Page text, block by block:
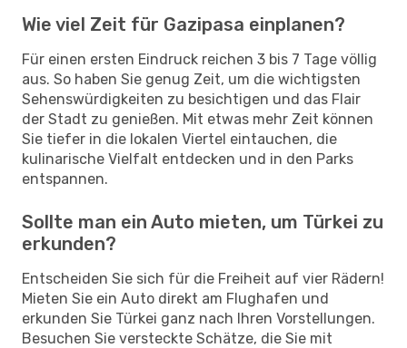
Wie viel Zeit für Gazipasa einplanen?
Für einen ersten Eindruck reichen 3 bis 7 Tage völlig
aus. So haben Sie genug Zeit, um die wichtigsten
Sehenswürdigkeiten zu besichtigen und das Flair
der Stadt zu genießen. Mit etwas mehr Zeit können
Sie tiefer in die lokalen Viertel eintauchen, die
kulinarische Vielfalt entdecken und in den Parks
entspannen.
Sollte man ein Auto mieten, um Türkei zu
erkunden?
Entscheiden Sie sich für die Freiheit auf vier Rädern!
Mieten Sie ein Auto direkt am Flughafen und
erkunden Sie Türkei ganz nach Ihren Vorstellungen.
Besuchen Sie versteckte Schätze, die Sie mit